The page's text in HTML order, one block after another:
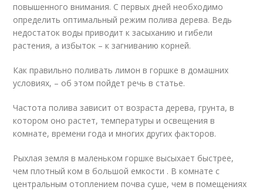
повышенного внимания. С первых дней необходимо
определить оптимальный режим полива дерева. Ведь
недостаток воды приводит к засыханию и гибели
растения, а избыток – к загниванию корней.
Как правильно поливать лимон в горшке в домашних
условиях, – об этом пойдет речь в статье.
Частота полива зависит от возраста дерева, грунта, в
котором оно растет, температуры и освещения в
комнате, времени года и многих других факторов.
Рыхлая земля в маленьком горшке высыхает быстрее,
чем плотный ком в большой емкости . В комнате с
центральным отоплением почва суше, чем в помещениях